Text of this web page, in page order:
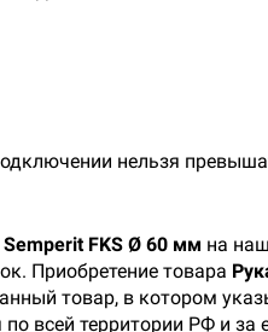
нельзя
FKS Ø 60 мм на
Приобретение товара
товар, в котором
всей территории РФ и